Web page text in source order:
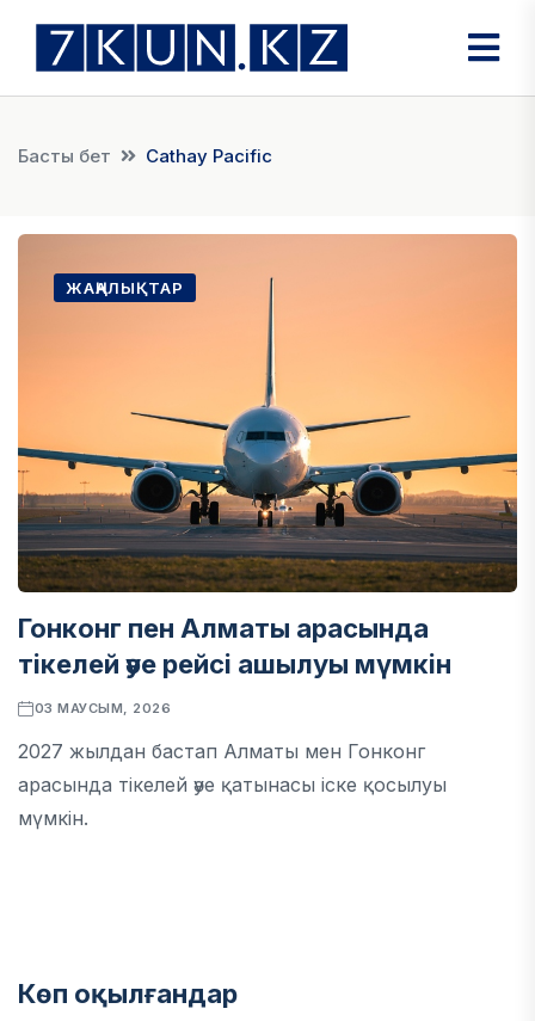
Басты бет Cathay Pacific
ЖАҢАЛЫҚТАР
Гонконг пен Алматы арасында
тікелей әуе рейсі ашылуы мүмкін
03 МАУСЫМ, 2026
2027 жылдан бастап Алматы мен Гонконг
арасында тікелей әуе қатынасы іске қосылуы
мүмкін.
Көп оқылғандар